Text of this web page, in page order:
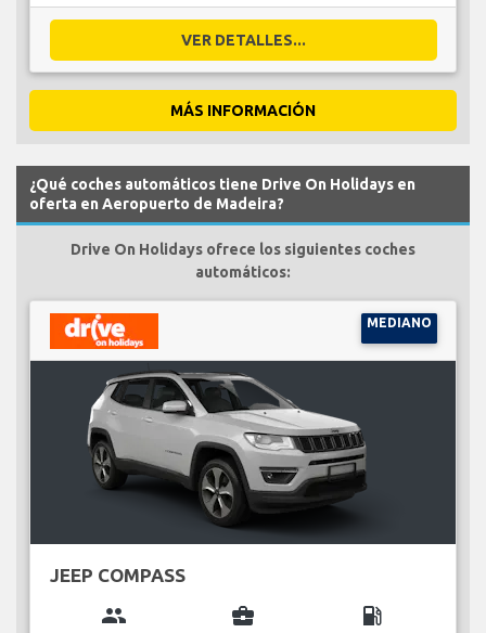
VER DETALLES...
MÁS INFORMACIÓN
¿Qué coches automáticos tiene Drive On Holidays en
oferta en Aeropuerto de Madeira?
Drive On Holidays ofrece los siguientes coches
automáticos:
MEDIANO
JEEP COMPASS
group business_center local_gas_station